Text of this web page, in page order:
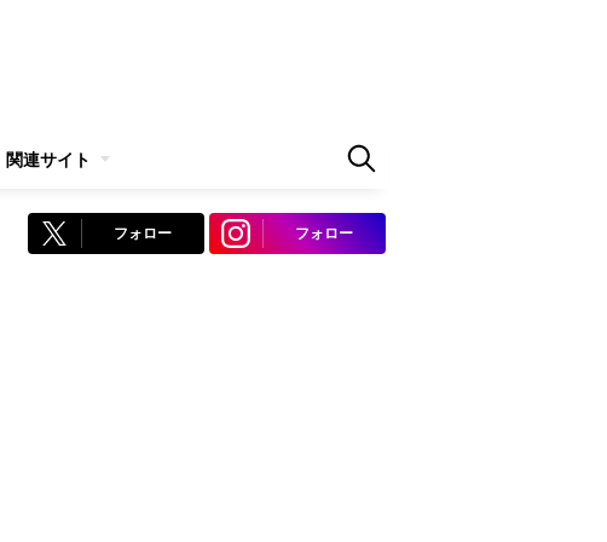
関連サイト
フォロー フォロー